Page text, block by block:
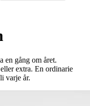
en gång om året.
extra. En ordinarie
varje år.